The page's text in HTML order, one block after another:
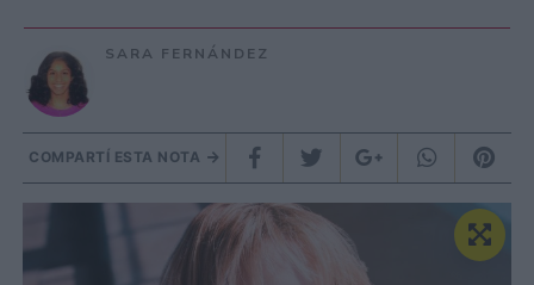
SARA FERNÁNDEZ
COMPARTÍ ESTA NOTA